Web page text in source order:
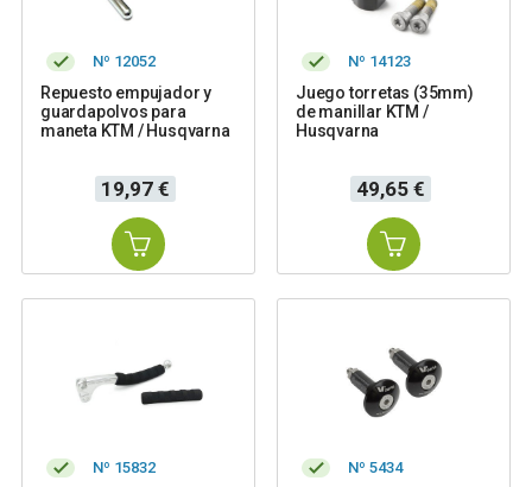
Nº 12052
Repuesto empujador y
guardapolvos para
maneta KTM / Husqvarna
Precio
19,97 €
Nº 14123
Juego torretas (35mm)
de manillar KTM /
Husqvarna
Precio
49,65 €
Nº 15832 Nº 5434